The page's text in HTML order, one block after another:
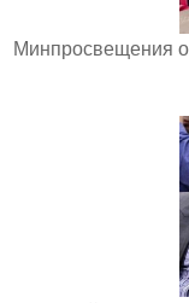
Минпросвещения